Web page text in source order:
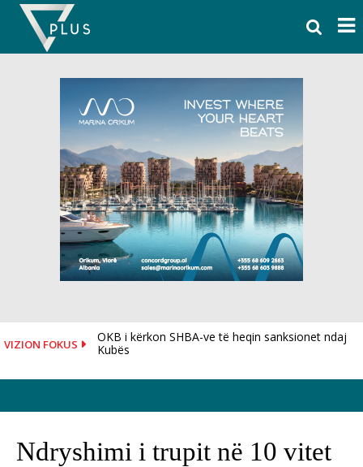
Skip
content
VIZION FOKUS
OKB i kërkon SHBA-ve të heqin sanksionet ndaj
Kubës
Ndryshimi i trupit në 10 vitet